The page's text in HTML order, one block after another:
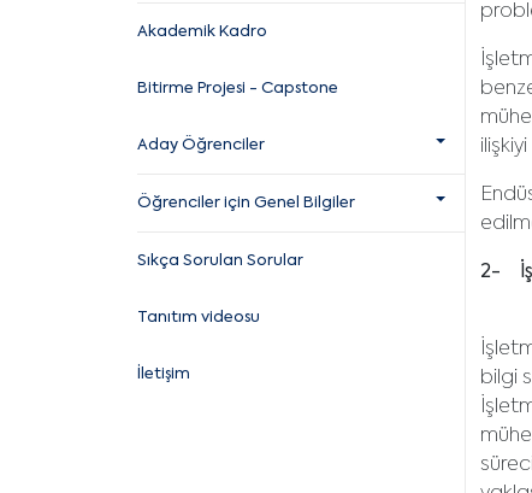
Akademik Kadro
Bitirme Projesi - Capstone
Aday Öğrenciler
Öğrenciler için Genel Bilgiler
Sıkça Sorulan Sorular
Tanıtım videosu
İletişim
2-
bilgi